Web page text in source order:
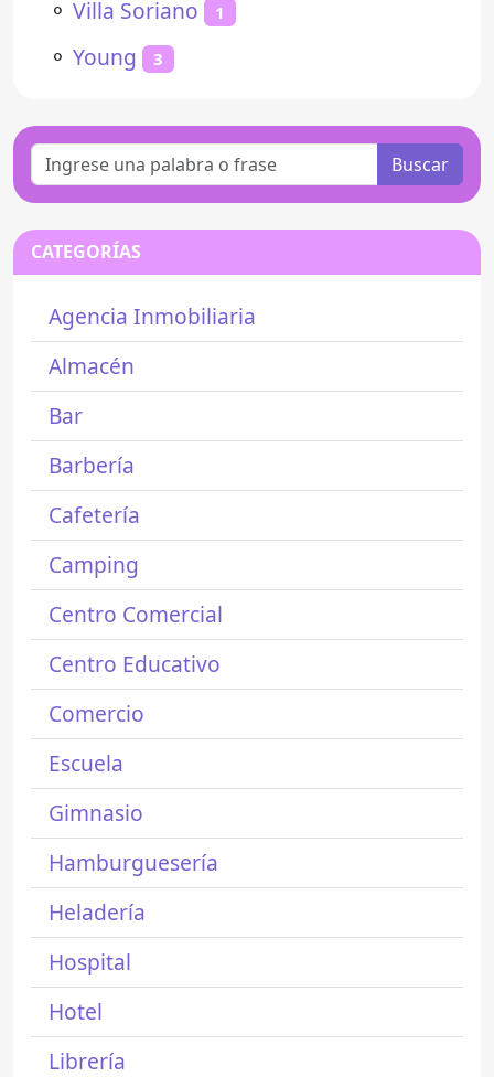
⚬ Villa Soriano 1
⚬ Young 3
Buscar
CATEGORÍAS
Agencia Inmobiliaria
Almacén
Bar
Barbería
Cafetería
Camping
Centro Comercial
Centro Educativo
Comercio
Escuela
Gimnasio
Hamburguesería
Heladería
Hospital
Hotel
Librería